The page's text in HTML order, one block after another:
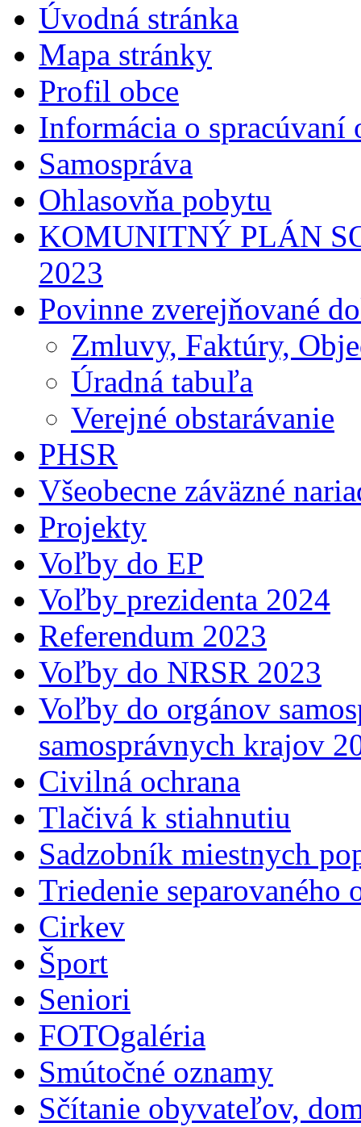
Úvodná stránka
Mapa stránky
Profil obce
Informácia o spracúvaní
Samospráva
Ohlasovňa pobytu
KOMUNITNÝ PLÁN
2023
Povinne zverejňované
Zmluvy, Faktúry,
Úradná tabuľa
Verejné obstarávanie
PHSR
Všeobecne záväzné
Projekty
Voľby do EP
Voľby prezidenta 2024
Referendum 2023
Voľby do NRSR 2023
Voľby do orgánov
samosprávnych krajov
Civilná ochrana
Tlačivá k stiahnutiu
Sadzobník miestnych
Triedenie separovaného
Cirkev
Šport
Seniori
FOTOgaléria
Smútočné oznamy
Sčítanie obyvateľov,